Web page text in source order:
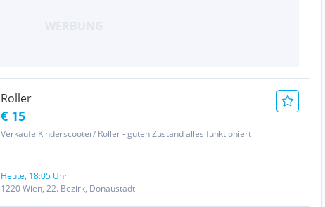
Roller
€ 15
Verkaufe Kinderscooter/ Roller - guten Zustand alles funktioniert
Heute, 18:05 Uhr
1220 Wien, 22. Bezirk, Donaustadt